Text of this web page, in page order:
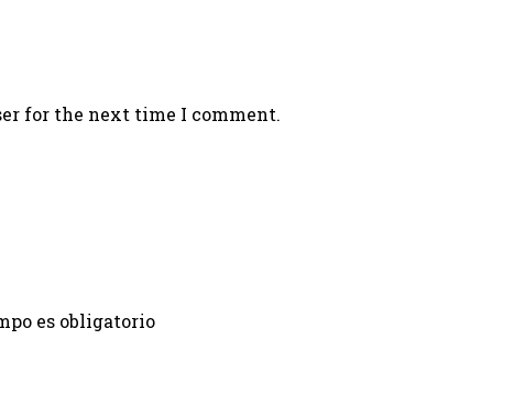
for the next time I comment.
es obligatorio